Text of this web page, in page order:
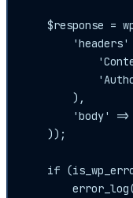
$response =
'headers'
        ),
'body' =>
    ));
if